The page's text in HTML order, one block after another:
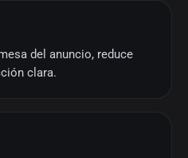
del anuncio, reduce
clara.